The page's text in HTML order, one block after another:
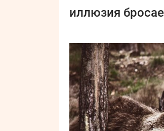
иллюзия